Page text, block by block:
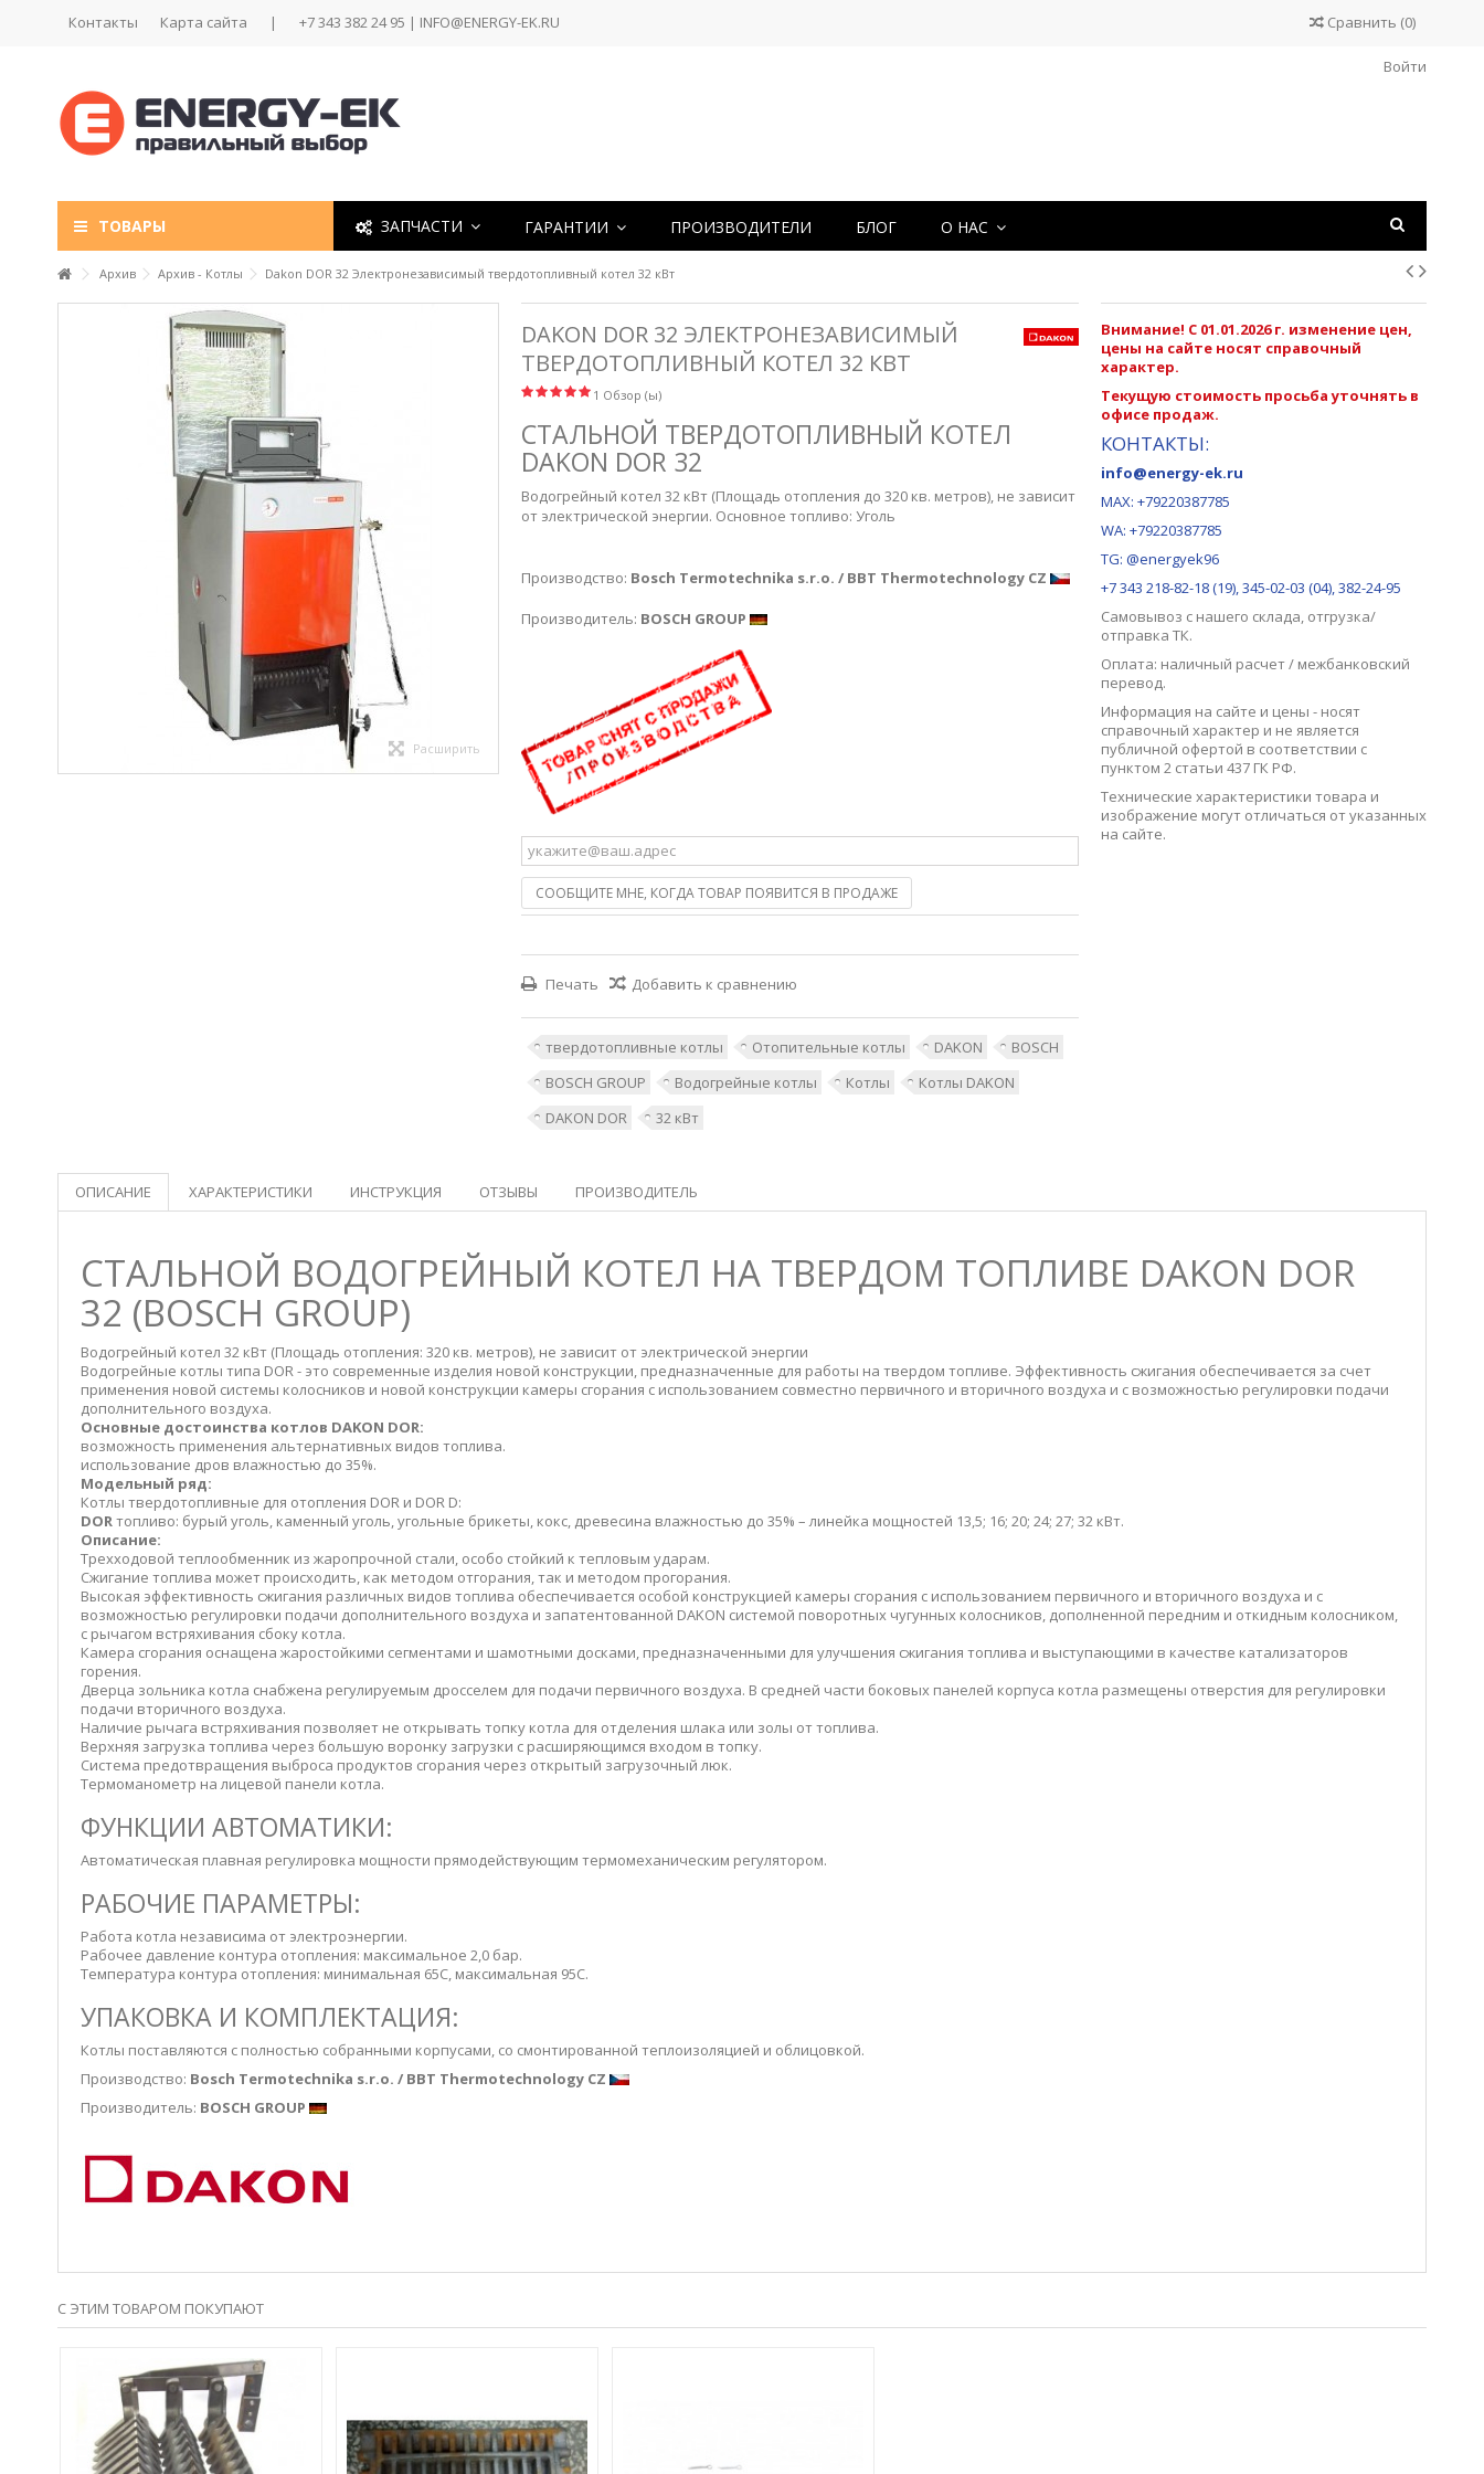
Контакты Карта сайта | +7 343 382 24 95 | INFO@ENERGY-EK.RU Сравнить (0)
Войти
ТОВАРЫ ЗАПЧАСТИ ГАРАНТИИ ПРОИЗВОДИТЕЛИ БЛОГ О НАС
Архив Архив - Котлы Dakon DOR 32 Электронезависимый твердотопливный котел 32 кВт
Расширить
DAKON DOR 32 ЭЛЕКТРОНЕЗАВИСИМЫЙ
ТВЕРДОТОПЛИВНЫЙ КОТЕЛ 32 КВТ
1 Обзор (ы)
СТАЛЬНОЙ ТВЕРДОТОПЛИВНЫЙ КОТЕЛ
DAKON DOR 32
Водогрейный котел 32 кВт (Площадь отопления до 320 кв. метров), не зависит
от электрической энергии. Основное топливо: Уголь
Производство: Bosch Termotechnika s.r.o. / BBT Thermotechnology CZ
Производитель: BOSCH GROUP
СООБЩИТЕ МНЕ, КОГДА ТОВАР ПОЯВИТСЯ В ПРОДАЖЕ
Печать Добавить к сравнению
твердотопливные котлы Отопительные котлы DAKON
BOSCH
BOSCH GROUP
Водогрейные котлы Котлы
Котлы DAKON
DAKON DOR
32 кВт
Внимание! С 01.01.2026 г. изменение цен,
цены на сайте носят справочный
характер.
Текущую стоимость просьба уточнять в
офисе продаж.
КОНТАКТЫ:
info@energy-ek.ru
MAX: +79220387785
WA: +79220387785
TG: @energyek96
+7 343 218-82-18 (19), 345-02-03 (04), 382-24-95
Самовывоз с нашего склада, отгрузка/
отправка ТК.
Оплата: наличный расчет / межбанковский
перевод.
Информация на сайте и цены - носят
справочный характер и не является
публичной офертой в соответствии с
пунктом 2 статьи 437 ГК РФ.
Технические характеристики товара и
изображение могут отличаться от указанных
на сайте.
ОПИСАНИЕ ХАРАКТЕРИСТИКИ ИНСТРУКЦИЯ ОТЗЫВЫ ПРОИЗВОДИТЕЛЬ
СТАЛЬНОЙ ВОДОГРЕЙНЫЙ КОТЕЛ НА ТВЕРДОМ ТОПЛИВЕ DAKON DOR
32 (BOSCH GROUP)
Водогрейный котел 32 кВт (Площадь отопления: 320 кв. метров), не зависит от электрической энергии
Водогрейные котлы типа DOR - это современные изделия новой конструкции, предназначенные для работы на твердом топливе. Эффективность сжигания обеспечивается за счет
применения новой системы колосников и новой конструкции камеры сгорания с использованием совместно первичного и вторичного воздуха и с возможностью регулировки подачи
дополнительного воздуха.
Основные достоинства котлов DAKON DOR:
возможность применения альтернативных видов топлива.
использование дров влажностью до 35%.
Модельный ряд:
Котлы твердотопливные для отопления DOR и DOR D:
DORтопливо: бурый уголь, каменный уголь, угольные брикеты, кокс, древесина влажностью до 35% – линейка мощностей 13,5; 16; 20; 24; 27; 32 кВт.
Описание:
Трехходовой теплообменник из жаропрочной стали, особо стойкий к тепловым ударам.
Сжигание топлива может происходить, как методом отгорания, так и методом прогорания.
Высокая эффективность сжигания различных видов топлива обеспечивается особой конструкцией камеры сгорания с использованием первичного и вторичного воздуха и с
возможностью регулировки подачи дополнительного воздуха и запатентованной DAKON системой поворотных чугунных колосников, дополненной передним и откидным колосником,
с рычагом встряхивания сбоку котла.
Камера сгорания оснащена жаростойкими сегментами и шамотными досками, предназначенными для улучшения сжигания топлива и выступающими в качестве катализаторов
горения.
Дверца зольника котла снабжена регулируемым дросселем для подачи первичного воздуха. В средней части боковых панелей корпуса котла размещены отверстия для регулировки
подачи вторичного воздуха.
Наличие рычага встряхивания позволяет не открывать топку котла для отделения шлака или золы от топлива.
Верхняя загрузка топлива через большую воронку загрузки с расширяющимся входом в топку.
Система предотвращения выброса продуктов сгорания через открытый загрузочный люк.
Термоманометр на лицевой панели котла.
ФУНКЦИИ АВТОМАТИКИ:
Автоматическая плавная регулировка мощности прямодействующим термомеханическим регулятором.
РАБОЧИЕ ПАРАМЕТРЫ:
Работа котла независима от электроэнергии.
Рабочее давление контура отопления: максимальное 2,0 бар.
Температура контура отопления: минимальная 65C, максимальная 95C.
УПАКОВКА И КОМПЛЕКТАЦИЯ:
Котлы поставляются c полностью собранными корпусами, со смонтированной теплоизоляцией и облицовкой.
Производство: Bosch Termotechnika s.r.o. / BBT Thermotechnology CZ
Производитель: BOSCH GROUP
С ЭТИМ ТОВАРОМ ПОКУПАЮТ